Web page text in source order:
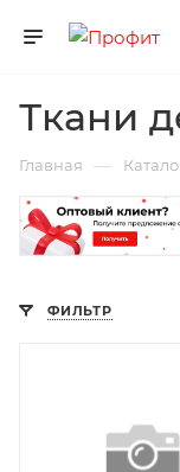
Ткани
Главная —
ФИЛЬТР